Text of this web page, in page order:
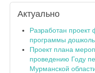
Актуально
Разработан проект
программы
Проект плана
проведению Году
Мурманской